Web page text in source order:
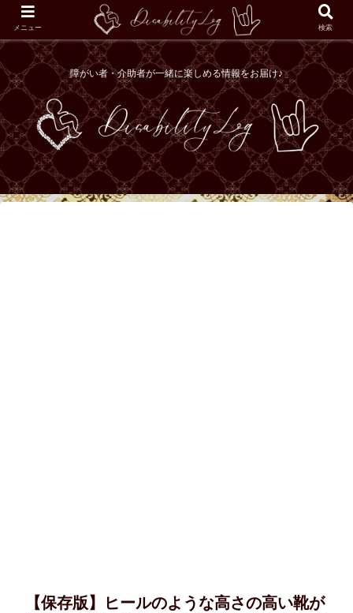
障がい者・介助者が一緒に楽しめる情報をお届け♪
【保存版】ヒールのような高さの高い靴が
メニュー 検索